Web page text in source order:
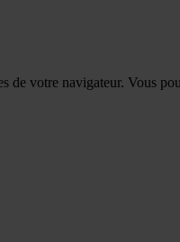
de votre navigateur. Vous